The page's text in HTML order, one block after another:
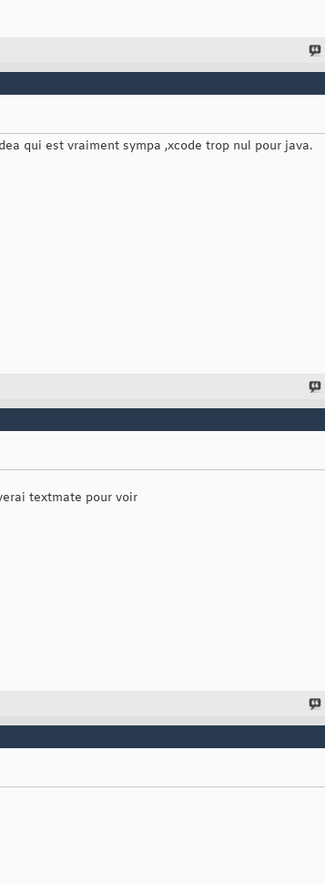
qui est vraiment sympa ,xcode trop nul pour java.
textmate pour voir